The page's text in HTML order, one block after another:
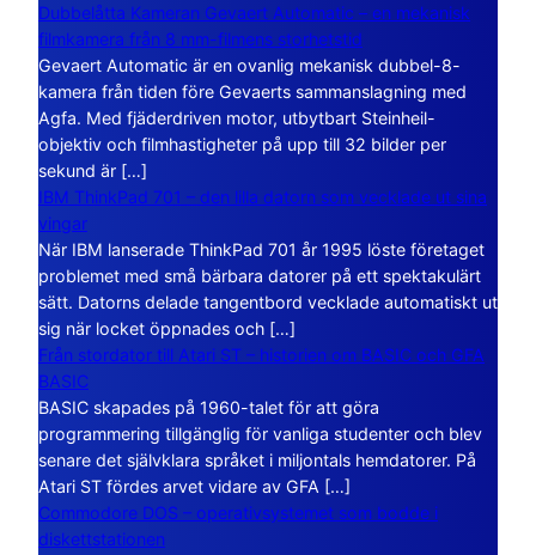
Dubbelåtta Kameran Gevaert Automatic – en mekanisk
filmkamera från 8 mm-filmens storhetstid
Gevaert Automatic är en ovanlig mekanisk dubbel-8-
kamera från tiden före Gevaerts sammanslagning med
Agfa. Med fjäderdriven motor, utbytbart Steinheil-
objektiv och filmhastigheter på upp till 32 bilder per
sekund är […]
IBM ThinkPad 701 – den lilla datorn som vecklade ut sina
vingar
När IBM lanserade ThinkPad 701 år 1995 löste företaget
problemet med små bärbara datorer på ett spektakulärt
sätt. Datorns delade tangentbord vecklade automatiskt ut
sig när locket öppnades och […]
Från stordator till Atari ST – historien om BASIC och GFA
BASIC
BASIC skapades på 1960-talet för att göra
programmering tillgänglig för vanliga studenter och blev
senare det självklara språket i miljontals hemdatorer. På
Atari ST fördes arvet vidare av GFA […]
Commodore DOS – operativsystemet som bodde i
diskettstationen